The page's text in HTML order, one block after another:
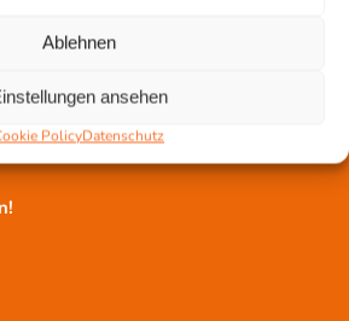
Ablehnen
ansehen
PolicyDatenschutz